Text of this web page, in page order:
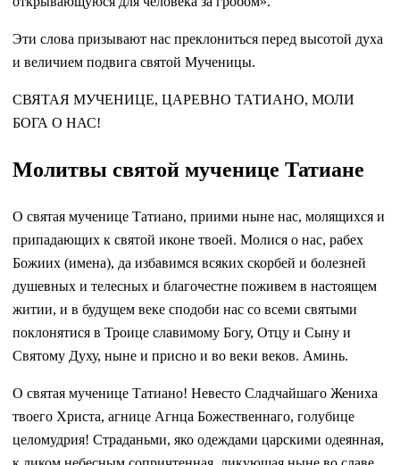
Эти слова призывают нас преклониться перед высотой духа
и величием подвига святой Мученицы.
СВЯТАЯ МУЧЕНИЦЕ, ЦАРЕВНО ТАТИАНО, МОЛИ
БОГА О НАС!
Молитвы святой мученице Татиане
О святая мученице Татиано, приими ныне нас, молящихся и
припадающих к святой иконе твоей. Молися о нас, рабех
Божиих (имена), да избавимся всяких скорбей и болезней
душевных и телесных и благочестне поживем в настоящем
житии, и в будущем веке сподоби нас со всеми святыми
поклонятися в Троице славимому Богу, Отцу и Сыну и
Святому Духу, ныне и присно и во веки веков. Аминь.
О святая мученице Татиано! Невесто Сладчайшаго Жениха
твоего Христа, агнице Агнца Божественнаго, голубице
целомудрия! Страданьми, яко одеждами царскими одеянная,